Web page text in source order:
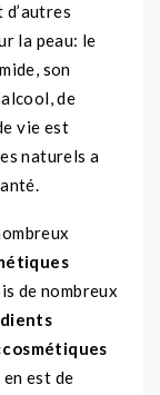
la peau: le
son
de
vie est
naturels a
de nombreux
cosmétiques
en est de